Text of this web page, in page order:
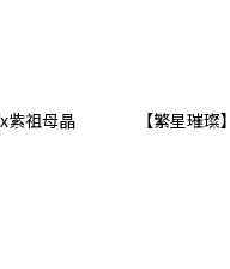
紫祖母晶
【繁星璀